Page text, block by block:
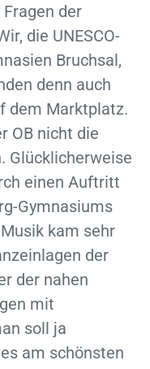
der
die UNESCO-
Bruchsal,
denn auch
dem Marktplatz.
OB nicht die
Glücklicherweise
einen Auftritt
Gymnasiums
kam sehr
der
der nahen
mit
soll ja
am schönsten